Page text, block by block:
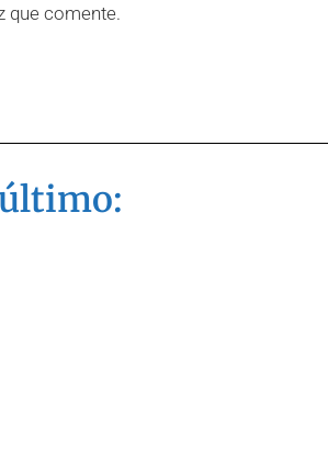
que comente.